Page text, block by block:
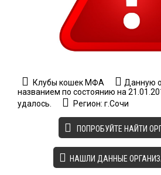
Клубы кошек МФА
Данную
названием по состоянию на
удалось.
Регион: г.Сочи
ПОПРОБУЙТЕ НАЙТИ
НАШЛИ ДАННЫЕ